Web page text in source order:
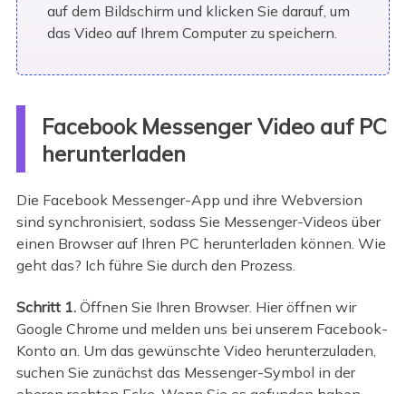
auf dem Bildschirm und klicken Sie darauf, um
das Video auf Ihrem Computer zu speichern.
Facebook Messenger Video auf PC
herunterladen
Die Facebook Messenger-App und ihre Webversion
sind synchronisiert, sodass Sie Messenger-Videos über
einen Browser auf Ihren PC herunterladen können. Wie
geht das? Ich führe Sie durch den Prozess.
Schritt 1.Öffnen Sie Ihren Browser. Hier öffnen wir
Google Chrome und melden uns bei unserem Facebook-
Konto an. Um das gewünschte Video herunterzuladen,
suchen Sie zunächst das Messenger-Symbol in der